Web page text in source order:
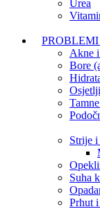
Urea
Akne
Bore
Strije
Suha
Prhut i